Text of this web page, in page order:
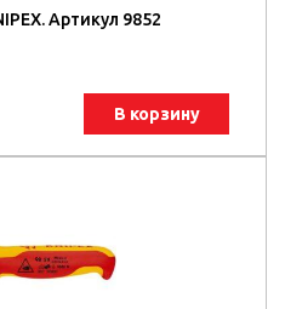
Артикул 9852
В корзину